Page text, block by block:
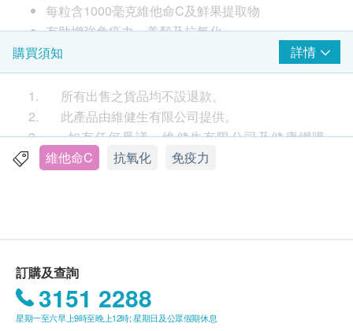
每粒含1000毫克維他命C及鮮果提取物
有助增強免疫力、美顏及抗氧化
有助維持骨骼和牙齦健康及促進鐵的吸收
含膳食纖維，有助促進腸道蠕動
服用方法
9-18歲兒童及青少年每日服1片，19歲或以上成人每
日服1-2片，隨餐服用。
成份
購買須知 詳情
1. 所有出售之貨品均不設退款。
2. 此產品由維健生有限公司提供。
3. 如有任何爭議，維健生有限公司及健康網購
health.ESDlife保留最終決議權。
嶼山 (包括愉景灣), 南丫島, 長洲, 坪洲, 大澳, 梅窩, 昂
平"
2. 我們將於確定訂單後5-7個工作天內安排發貨。
維他命C 抗氧化 免疫力
訂購及查詢
3151 2288
星期一至六早上9時至晚上12時; 星期日及公眾假期休息